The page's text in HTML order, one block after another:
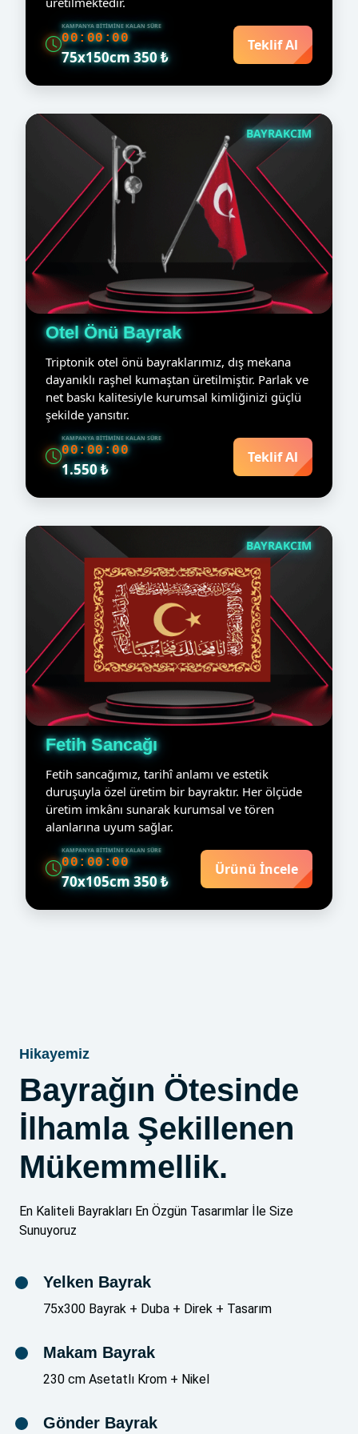
KAMPANYA BITIMINE KALAN SÜRE
00:00:00
75x150cm 350 ₺
Teklif Al
BAYRAKCIM
Otel Önü Bayrak
Triptonik otel önü bayraklarımız, dış mekana
dayanıklı raşhel kumaştan üretilmiştir. Parlak ve
net baskı kalitesiyle kurumsal kimliğinizi güçlü
şekilde yansıtır.
KAMPANYA BITIMINE KALAN SÜRE
00:00:00
1.550 ₺
Teklif Al
BAYRAKCIM
Fetih Sancağı
Fetih sancağımız, tarihî anlamı ve estetik
duruşuyla özel üretim bir bayraktır. Her ölçüde
üretim imkânı sunarak kurumsal ve tören
alanlarına uyum sağlar.
KAMPANYA BITIMINE KALAN SÜRE
00:00:00
70x105cm 350 ₺
Ürünü İncele
Hikayemiz
Bayrağın Ötesinde
İlhamla Şekillenen
Mükemmellik.
En Kaliteli Bayrakları En Özgün Tasarımlar İle Size
Sunuyoruz
Yelken Bayrak
75x300 Bayrak + Duba + Direk + Tasarım
Makam Bayrak
230 cm Asetatlı Krom + Nikel
Gönder Bayrak